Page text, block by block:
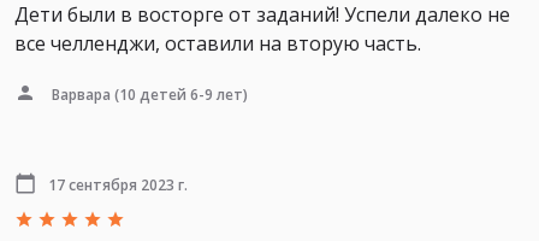
Дети были в восторге от заданий! Успели далеко не
все челленджи, оставили на вторую часть.
Варвара (10 детей 6-9 лет)
17 сентября 2023 г.